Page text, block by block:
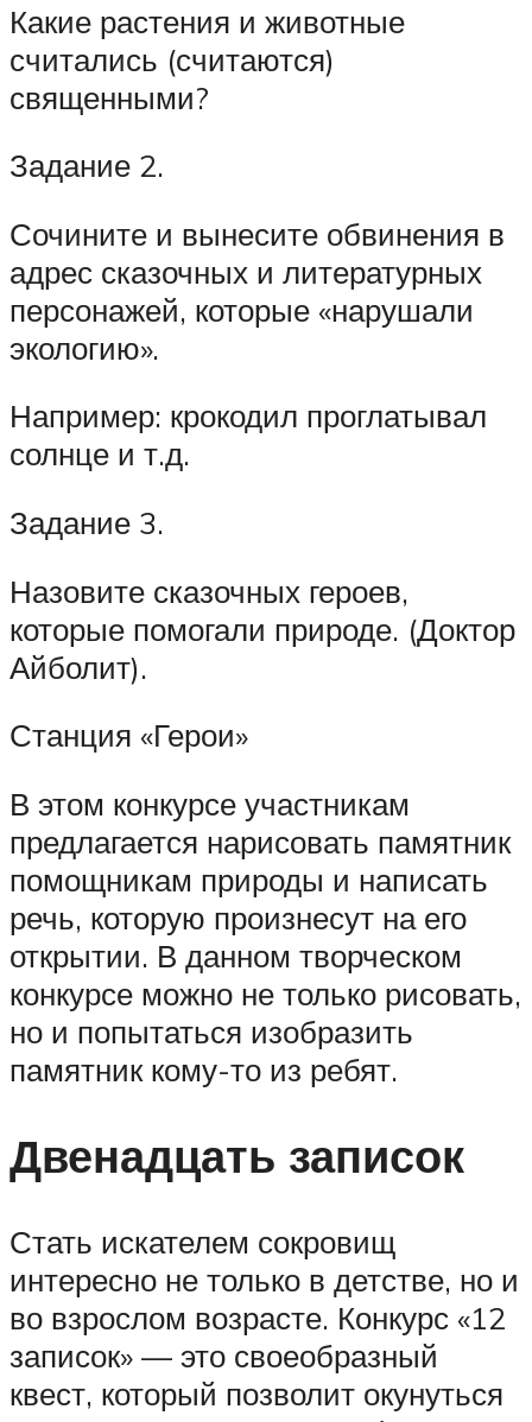
Какие растения и животные
считались (считаются)
священными?
Задание 2.
Сочините и вынесите обвинения в
адрес сказочных и литературных
персонажей, которые «нарушали
экологию».
Например: крокодил проглатывал
солнце и т.д.
Задание 3.
Назовите сказочных героев,
которые помогали природе. (Доктор
Айболит).
Станция «Герои»
В этом конкурсе участникам
предлагается нарисовать памятник
помощникам природы и написать
речь, которую произнесут на его
открытии. В данном творческом
конкурсе можно не только рисовать,
но и попытаться изобразить
памятник кому-то из ребят.
Двенадцать записок
Стать искателем сокровищ
интересно не только в детстве, но и
во взрослом возрасте. Конкурс «12
записок» — это своеобразный
квест, который позволит окунуться